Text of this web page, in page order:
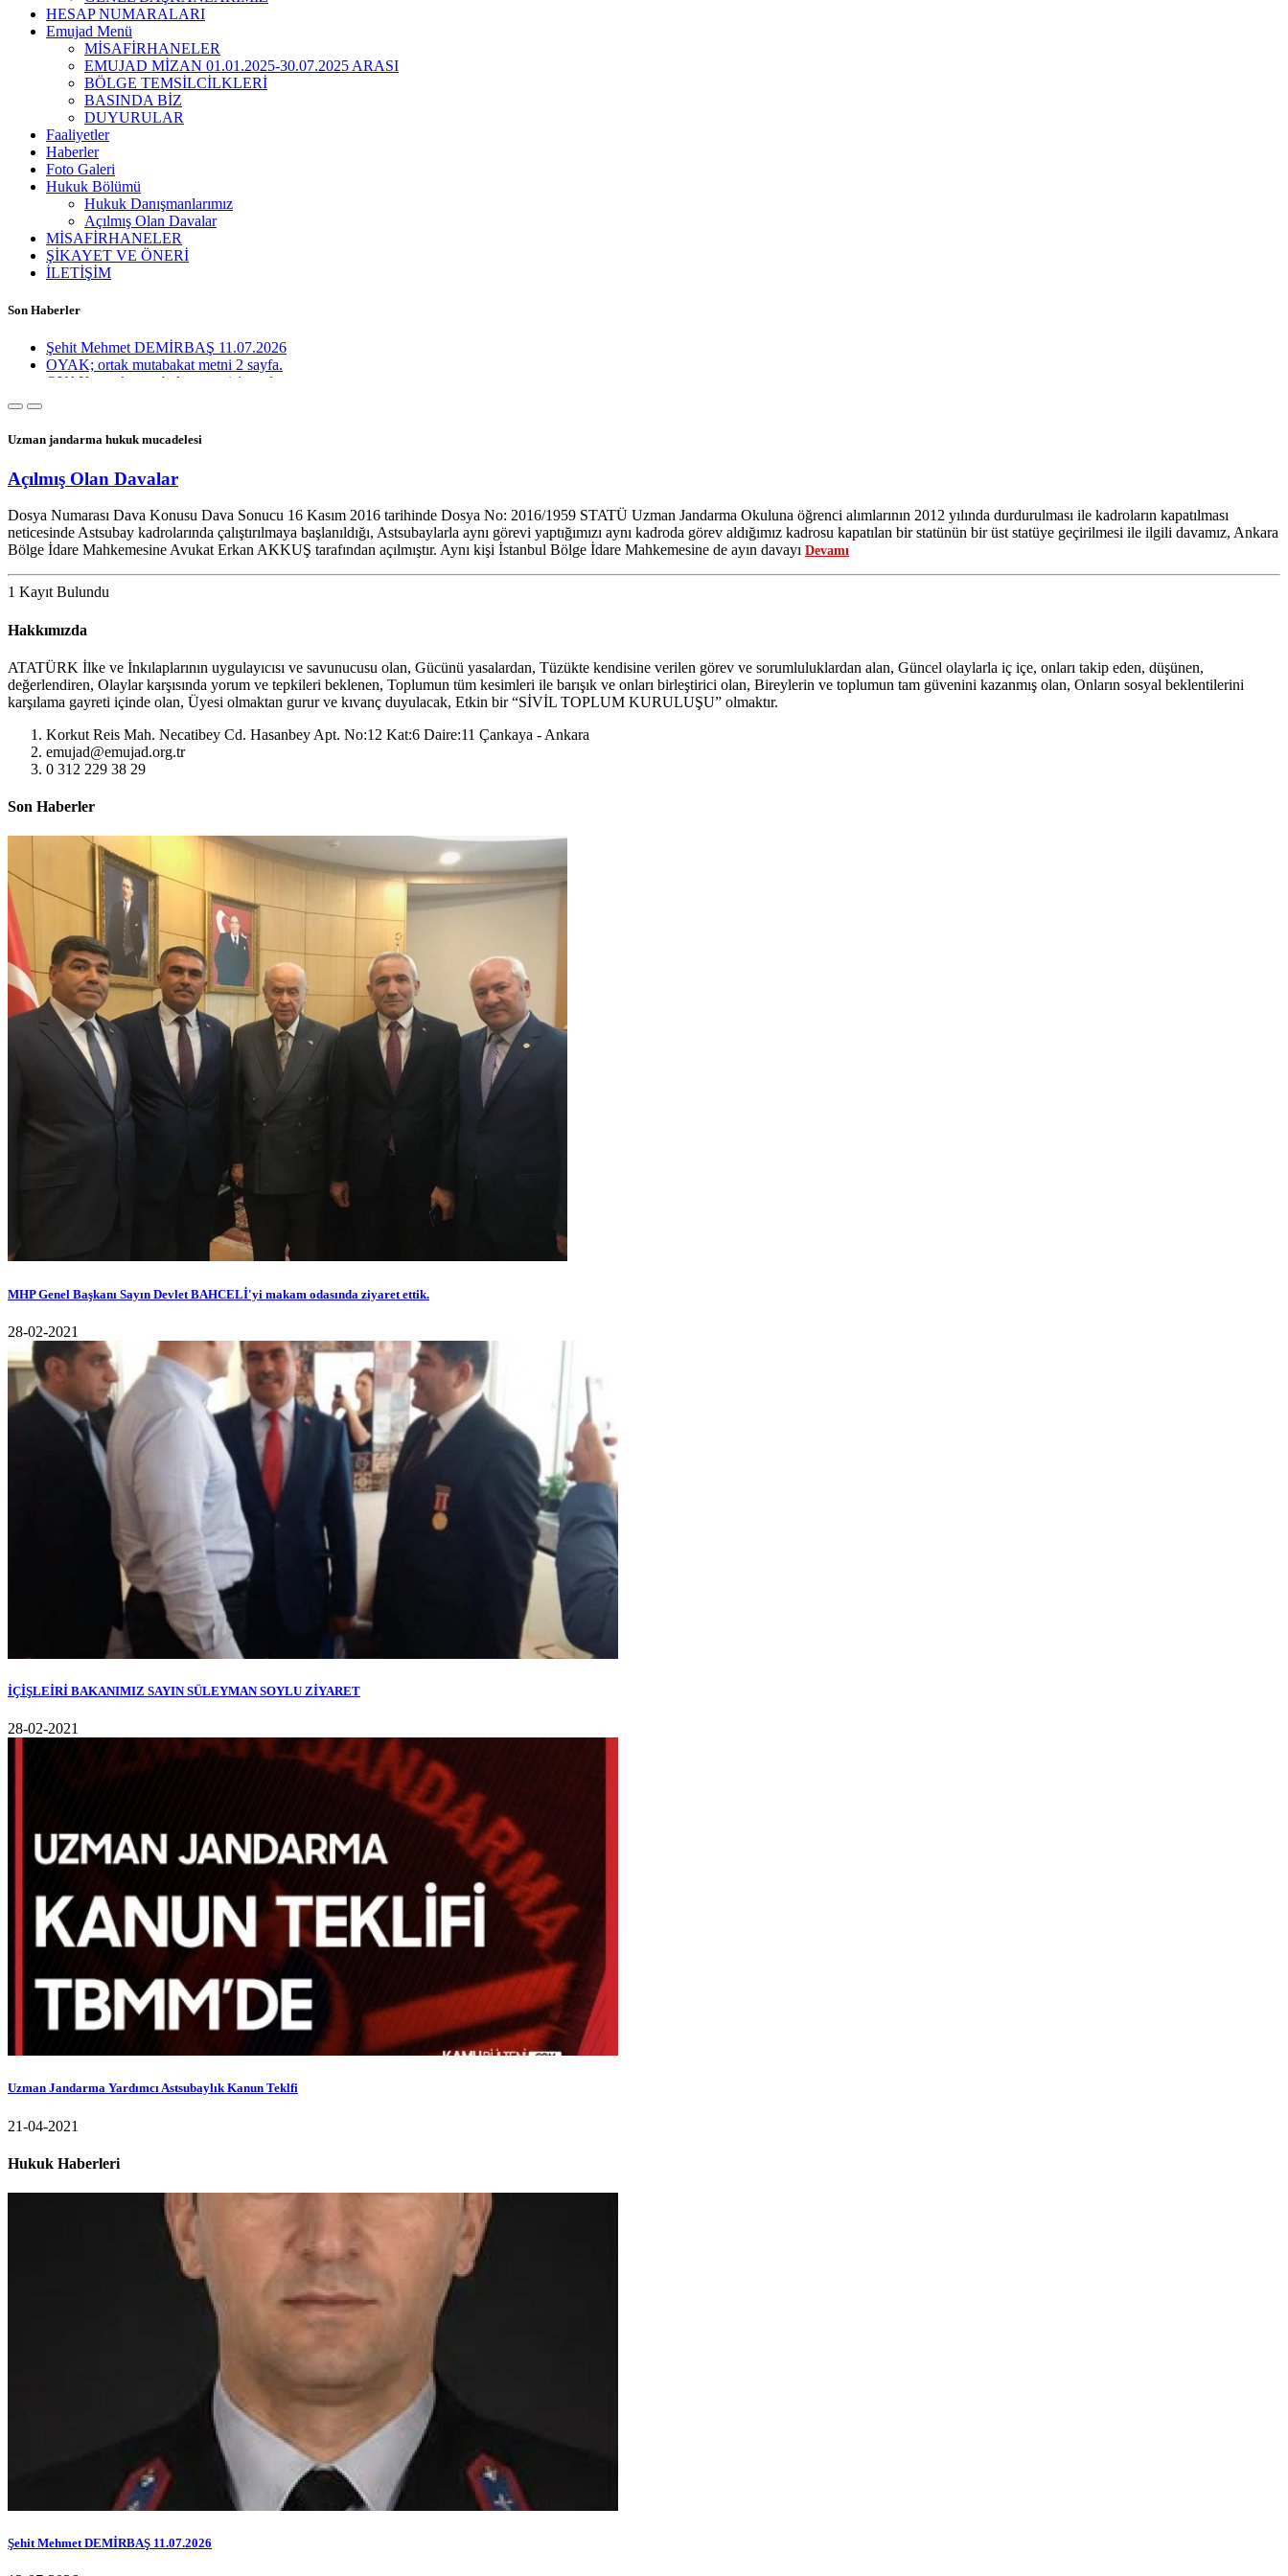
HESAP NUMARALARI
Emujad Menü
MİSAFİRHANELER
EMUJAD MİZAN 01.01.2025-30.07.2025 ARASI
BÖLGE TEMSİLCİLKLERİ
BASINDA BİZ
DUYURULAR
Faaliyetler
Haberler
Foto Galeri
Hukuk Bölümü
Hukuk Danışmanlarımız
Açılmış Olan Davalar
MİSAFİRHANELER
ŞİKAYET VE ÖNERİ
İLETİŞİM
Son Haberler
OYAK; ortak mutabakat metni 2 sayfa.
OYAK; ortak mutabakat metni 1 sayfa.
UZMAN JANDARMA OKULU VE 60 YAŞ İLE İLGİLİ HUSUSU KAPSAYAN TEKLİF J.GN.KLIĞI TARAFINDAN İÇİŞLERİ BAKANLIĞINA GÖNDRİLMİŞ OLUP; JNET SAYFASINDA
EMUJAD YÖNETİM KURULU VE ÜYELERİMİZ İLE BİRLİKTE ANITKABİR ZİYARETİMİZ. 09.12.2025
Şehit Mehmet DEMİRBAŞ 11.07.2026
Uzman jandarma hukuk mucadelesi
Açılmış Olan Davalar
Dosya Numarası Dava Konusu Dava Sonucu 16 Kasım 2016 tarihinde Dosya No: 2016/1959 STATÜ Uzman Jandarma Okuluna öğrenci alımlarının 2012 yılında durdurulması ile kadroların kapatılması
neticesinde Astsubay kadrolarında çalıştırılmaya başlanıldığı, Astsubaylarla aynı görevi yaptığımızı aynı kadroda görev aldığımız kadrosu kapatılan bir statünün bir üst statüye geçirilmesi ile ilgili davamız, Ankara
Bölge İdare Mahkemesine Avukat Erkan AKKUŞ tarafından açılmıştır. Aynı kişi İstanbul Bölge İdare Mahkemesine de ayın davayı Devamı
1 Kayıt Bulundu
Hakkımızda
ATATÜRK İlke ve İnkılaplarının uygulayıcısı ve savunucusu olan, Gücünü yasalardan, Tüzükte kendisine verilen görev ve sorumluluklardan alan, Güncel olaylarla iç içe, onları takip eden, düşünen,
değerlendiren, Olaylar karşısında yorum ve tepkileri beklenen, Toplumun tüm kesimleri ile barışık ve onları birleştirici olan, Bireylerin ve toplumun tam güvenini kazanmış olan, Onların sosyal beklentilerini
karşılama gayreti içinde olan, Üyesi olmaktan gurur ve kıvanç duyulacak, Etkin bir “SİVİL TOPLUM KURULUŞU” olmaktır.
Korkut Reis Mah. Necatibey Cd. Hasanbey Apt. No:12 Kat:6 Daire:11 Çankaya - Ankara
emujad@emujad.org.tr
0 312 229 38 29
Son Haberler
MHP Genel Başkanı Sayın Devlet BAHCELİ'yi makam odasında ziyaret ettik.
28-02-2021
İÇİŞLEİRİ BAKANIMIZ SAYIN SÜLEYMAN SOYLU ZİYARET
28-02-2021
Uzman Jandarma Yardımcı Astsubaylık Kanun Teklfi
21-04-2021
Hukuk Haberleri
Şehit Mehmet DEMİRBAŞ 11.07.2026